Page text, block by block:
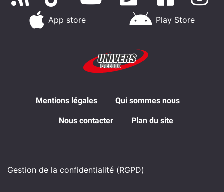
App store Play Store
Mentions légales Qui sommes nous
Nous contacter Plan du site
Gestion de la confidentialité (RGPD)